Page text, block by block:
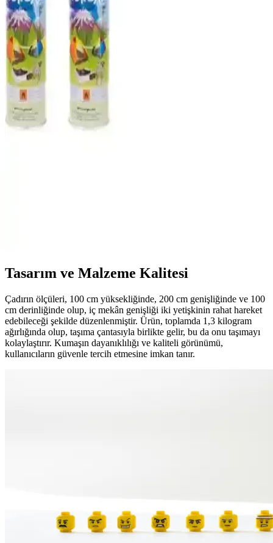
Dağcı ve Outdoor Kullanımı İçin Sırt Çantası
Karşılaştırması ve Özellikleri
İki farklı sırt çantası modelinin malzeme, kapasite ve ergonomi
özellikleri detaylı şekilde karşılaştırıldı. Dayanıklılık ve kullanım
alanlarına göre en uygun seçeneği belirleyin.
Kampseti ve Moniev Natura Kamp Sandalyeleri ve
Setleri Karşılaştırması
Bu makalede, KS Kampseti ve Moniev Natura kamp sandalyeleri ile
Tasarım ve Malzeme Kalitesi
Çadırın ölçüleri, 100 cm yüksekliğinde, 200 cm genişliğinde ve 100
cm derinliğinde olup, iç mekân genişliği iki yetişkinin rahat hareket
edebileceği şekilde düzenlenmiştir. Ürün, toplamda 1,3 kilogram
ağırlığında olup, taşıma çantasıyla birlikte gelir, bu da onu taşımayı
kolaylaştırır. Kumaşın dayanıklılığı ve kaliteli görünümü,
kullanıcıların güvenle tercih etmesine imkan tanır.